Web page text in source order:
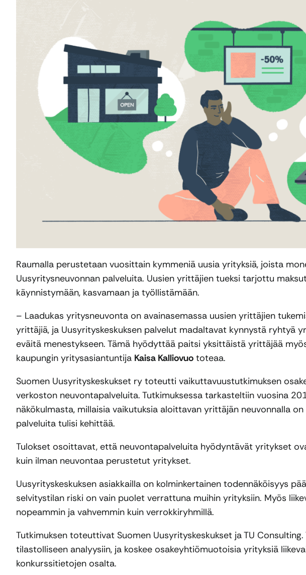
Raumalla perustetaan vuosittain kymmeniä uusia yrityksiä, joista
Uusyritysneuvonnan palveluita. Uusien yrittäjien tueksi tarjottu
käynnistymään, kasvamaan ja työllistämään.
– Laadukas yritysneuvonta on avainasemassa uusien yrittäjien
yrittäjiä, ja Uusyrityskeskuksen palvelut madaltavat kynnystä ryhtyä
eväitä menestykseen. Tämä hyödyttää paitsi yksittäistä yrittäjää
kaupungin yritysasiantuntija Kaisa Kalliovuo toteaa.
Suomen Uusyrityskeskukset ry toteutti vaikuttavuustutkimuksen
verkoston neuvontapalveluita. Tutkimuksessa tarkasteltiin vuosina
näkökulmasta, millaisia vaikutuksia aloittavan yrittäjän neuvonnalla
palveluita tulisi kehittää.
Tulokset osoittavat, että neuvontapalveluita hyödyntävät yritykset
kuin ilman neuvontaa perustetut yritykset.
Uusyrityskeskuksen asiakkailla on kolminkertainen todennäköisyys
selvitystilan riski on vain puolet verrattuna muihin yrityksiin. Myös
nopeammin ja vahvemmin kuin verrokkiryhmillä.
Tutkimuksen toteuttivat Suomen Uusyrityskeskukset ja TU
tilastolliseen analyysiin, ja koskee osakeyhtiömuotoisia yrityksiä
konkurssitietojen osalta.